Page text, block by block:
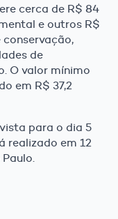
cerca de R$ 84
e outros R$
de
O valor mínimo
em R$ 37,2
para o dia 5
realizado em 12